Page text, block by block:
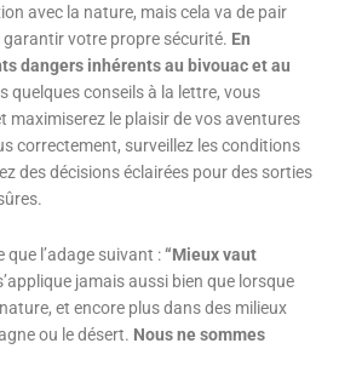
avec la nature, mais cela va de pair
votre propre sécurité. En
dangers inhérents au bivouac et au
quelques conseils à la lettre, vous
maximiserez le plaisir de vos aventures
correctement, surveillez les conditions
des décisions éclairées pour des sorties
que l’adage suivant :“Mieux vaut
jamais aussi bien que lorsque
et encore plus dans des milieux
ou le désert. Nous ne sommes